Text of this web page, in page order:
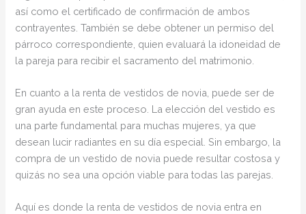
así como el certificado de confirmación de ambos
contrayentes. También se debe obtener un permiso del
párroco correspondiente, quien evaluará la idoneidad de
la pareja para recibir el sacramento del matrimonio.
En cuanto a la renta de vestidos de novia, puede ser de
gran ayuda en este proceso. La elección del vestido es
una parte fundamental para muchas mujeres, ya que
desean lucir radiantes en su día especial. Sin embargo, la
compra de un vestido de novia puede resultar costosa y
quizás no sea una opción viable para todas las parejas.
Aquí es donde la renta de vestidos de novia entra en